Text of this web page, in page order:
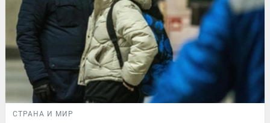
СТРАНА И МИР